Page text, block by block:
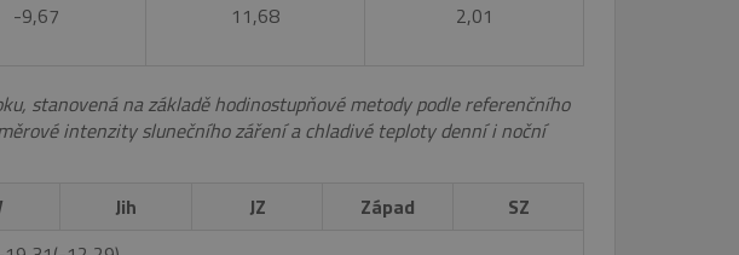
-9,67 11,68 2,01
stanovená na základě hodinostupňové metody podle referenčního
intenzity slunečního záření a chladivé teploty denní i noční
Jih JZ Západ
SZ